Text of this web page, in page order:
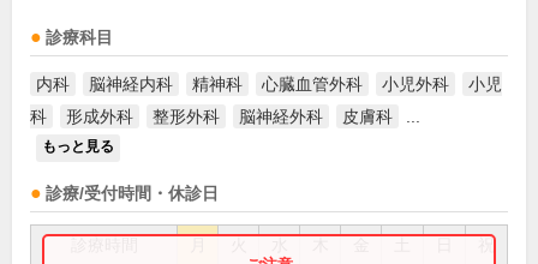
診療科目
内科 脳神経内科 精神科 心臓血管外科 小児外科
小児
科
形成外科 整形外科 脳神経外科 皮膚科
もっと見る
診療/受付時間・休診日
祝